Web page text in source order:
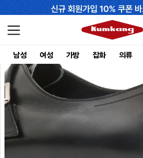
남성 여성 가방 잡화 의류